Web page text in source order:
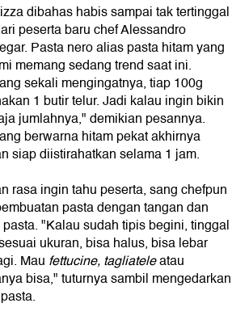
dibahas habis sampai tak tertinggal
peserta baru chef Alessandro
Pasta nero alias pasta hitam yang
memang sedang trend saat ini.
sekali mengingatnya, tiap 100g
1 butir telur. Jadi kalau ingin bikin
jumlahnya," demikian pesannya.
berwarna hitam pekat akhirnya
siap diistirahatkan selama 1 jam.
rasa ingin tahu peserta, sang chefpun
pasta dengan tangan dan
"Kalau sudah tipis begini, tinggal
ukuran, bisa halus, bisa lebar
Mau fettucine, tagliateleatau
bisa," tuturnya sambil mengedarkan